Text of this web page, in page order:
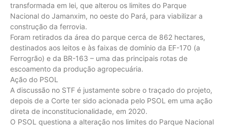
transformada em lei, que alterou os limites do Parque
Nacional do Jamanxim, no oeste do Pará, para viabilizar a
construção da ferrovia.
Foram retirados da área do parque cerca de 862 hectares,
destinados aos leitos e às faixas de domínio da EF-170 (a
Ferrogrão) e da BR-163 – uma das principais rotas de
escoamento da produção agropecuária.
Ação do PSOL
A discussão no STF é justamente sobre o traçado do projeto,
depois de a Corte ter sido acionada pelo PSOL em uma ação
direta de inconstitucionalidade, em 2020.
O PSOL questiona a alteração nos limites do Parque Nacional